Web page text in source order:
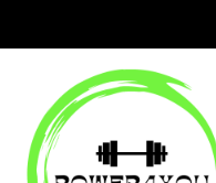
sisältöön